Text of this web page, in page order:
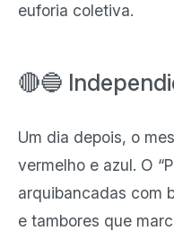
euforia coletiva.
🔴🔵
Um dia depois, o
vermelho e azul. O
arquibancadas com
e tambores que